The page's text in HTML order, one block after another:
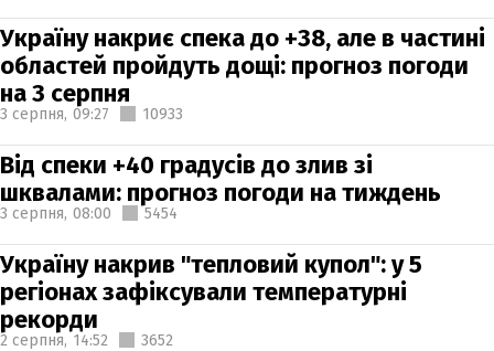
Україну накриє спека до +38, але в частині
областей пройдуть дощі: прогноз погоди
на 3 серпня
3 серпня, 09:27 10933
Від спеки +40 градусів до злив зі
шквалами: прогноз погоди на тиждень
3 серпня, 08:00 5454
Україну накрив "тепловий купол": у 5
регіонах зафіксували температурні
рекорди
2 серпня, 14:52 3652